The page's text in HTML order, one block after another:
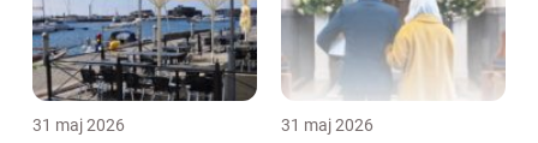
31 maj 2026 31 maj 2026